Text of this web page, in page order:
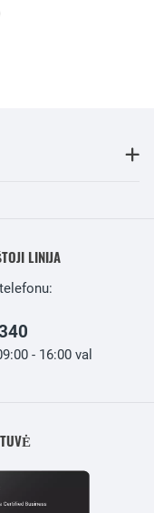
LINIJA
- 16:00 val